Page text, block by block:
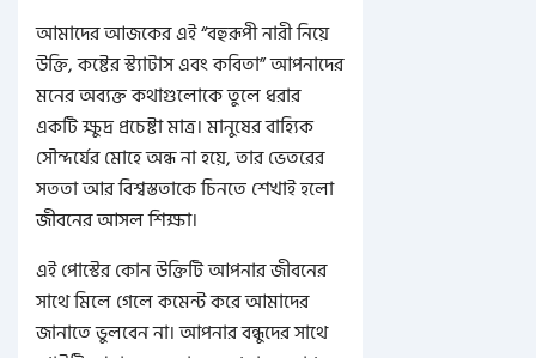
আমাদের আজকের এই “বহুরূপী নারী নিয়ে
উক্তি, কষ্টের স্ট্যাটাস এবং কবিতা” আপনাদের
মনের অব্যক্ত কথাগুলোকে তুলে ধরার
একটি ক্ষুদ্র প্রচেষ্টা মাত্র। মানুষের বাহ্যিক
সৌন্দর্যের মোহে অন্ধ না হয়ে, তার ভেতরের
সততা আর বিশ্বস্ততাকে চিনতে শেখাই হলো
জীবনের আসল শিক্ষা।
এই পোস্টের কোন উক্তিটি আপনার জীবনের
সাথে মিলে গেলে কমেন্ট করে আমাদের
জানাতে ভুলবেন না। আপনার বন্ধুদের সাথে